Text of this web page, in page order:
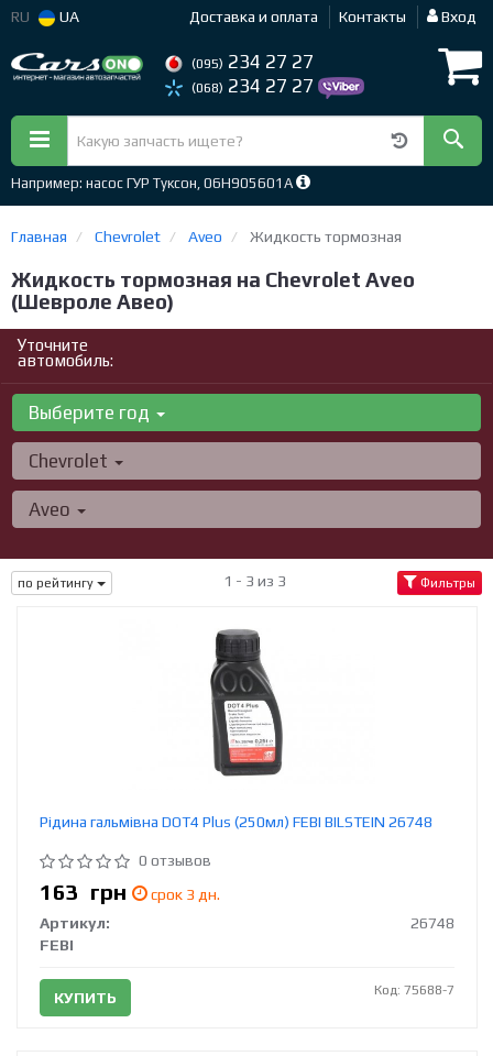
RU UA Доставка и оплата Контакты Вход
(095) 234 27 27
(068) 234 27 27
Например: насос ГУР Туксон, 06H905601A
Главная Chevrolet Aveo Жидкость тормозная
Жидкость тормозная на Chevrolet Aveo
(Шевроле Авео)
Уточните
автомобиль:
Выберите год
Chevrolet
Aveo
по рейтингу 1 - 3 из 3 Фильтры
Рідина гальмівна DOT4 Plus (250мл) FEBI BILSTEIN 26748
0 отзывов
163 грн
срок 3 дн.
Артикул:
26748
FEBI
КУПИТЬ Код: 75688-7